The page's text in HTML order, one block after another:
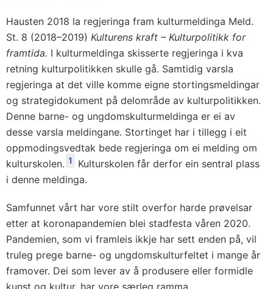
Hausten 2018 la regjeringa fram kulturmeldinga Meld.
St. 8 (2018–2019) Kulturens kraft – Kulturpolitikk for
framtida. I kulturmeldinga skisserte regjeringa i kva
retning kulturpolitikken skulle gå. Samtidig varsla
regjeringa at det ville komme eigne stortingsmeldingar
og strategidokument på delområde av kulturpolitikken.
Denne barne- og ungdomskulturmeldinga er ei av
desse varsla meldingane. Stortinget har i tillegg i eit
oppmodingsvedtak bede regjeringa om ei melding om
kulturskolen. 1
Kulturskolen får derfor ein sentral plass
i denne meldinga.
Samfunnet vårt har vore stilt overfor harde prøvelsar
etter at koronapandemien blei stadfesta våren 2020.
Pandemien, som vi framleis ikkje har sett enden på, vil
truleg prege barne- og ungdomskulturfeltet i mange år
framover. Dei som lever av å produsere eller formidle